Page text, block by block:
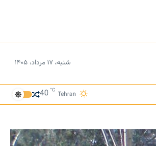
شنبه، ۱۷ مرداد، ۱۴۰۵
Tehran
40 °C